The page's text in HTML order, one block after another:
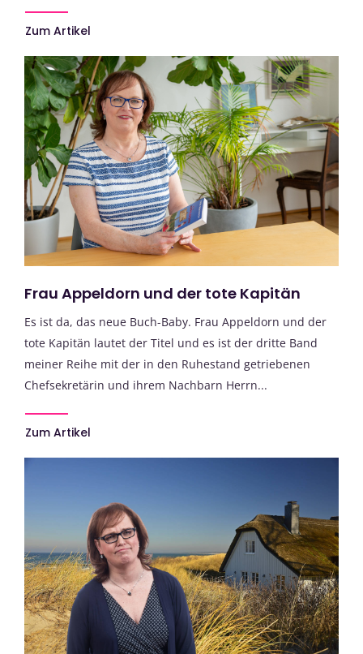
Zum Artikel
Frau Appeldorn und der tote Kapitän
Es ist da, das neue Buch-Baby. Frau Appeldorn und der
tote Kapitän lautet der Titel und es ist der dritte Band
meiner Reihe mit der in den Ruhestand getriebenen
Chefsekretärin und ihrem Nachbarn Herrn...
Zum Artikel